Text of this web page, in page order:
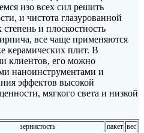
изо всех сил решить
и чистота глазурованной
и плоскостность
все чаще применяются
керамических плит. В
клиентов, его можно
наноинструментами и
эффектов высокой
мягкого света и низкой
зернистость пакет вес